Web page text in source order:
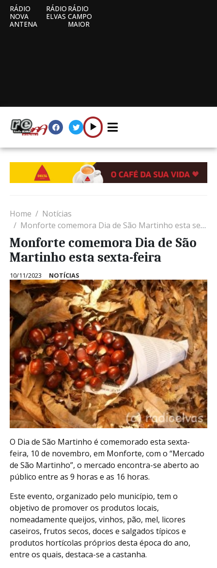
RÁDIO
NOVA
ANTENA
RÁDIO
ELVAS
RÁDIO
CAMPO
MAIOR
Home
Notícias
Monforte comemora Dia de São Martinho esta sexta-feira
Monforte comemora Dia de São
Martinho esta sexta-feira
10/11/2023 NOTÍCIAS
O Dia de São Martinho é comemorado esta sexta-
feira, 10 de novembro, em Monforte, com o “Mercado
de São Martinho”, o mercado encontra-se aberto ao
público entre as 9 horas e as 16 horas.
Este evento, organizado pelo município, tem o
objetivo de promover os produtos locais,
nomeadamente queijos, vinhos, pão, mel, licores
caseiros, frutos secos, doces e salgados típicos e
produtos hortícolas próprios desta época do ano,
entre os quais, destaca-se a castanha.